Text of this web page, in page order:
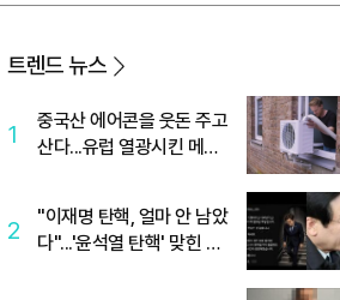
트
트렌드 뉴스
1
중국산 에어콘을 웃돈 주고
산다...유럽 열광시킨 메이
2
"이재명 탄핵, 얼마 안 남았
다"...'윤석열 탄핵' 맞힌 무